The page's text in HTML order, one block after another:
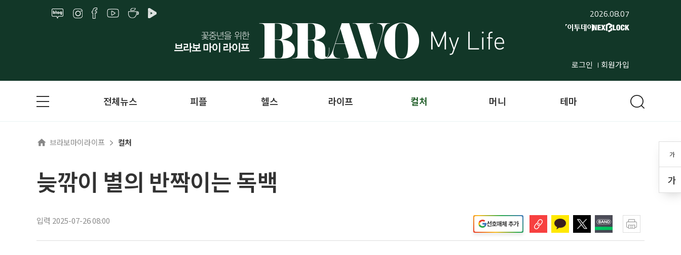
2026.08.07
로그인 회원가입
가
가
전체뉴스 피플 헬스 라이프 컬처 머니 테마
브라보마이라이프 컬처
늦깎이 별의 반짝이는 독백
입력 2025-07-26 08:00 선호매체 추가